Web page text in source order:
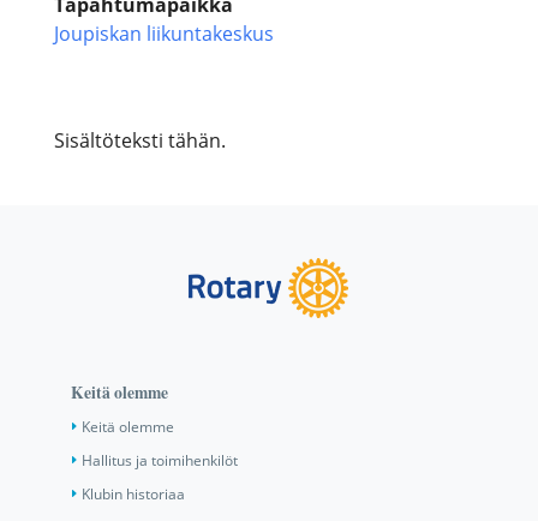
Joupiskan liikuntakeskus
Sisältöteksti tähän.
Keitä olemme
Keitä olemme
Hallitus ja toimihenkilöt
Klubin historiaa